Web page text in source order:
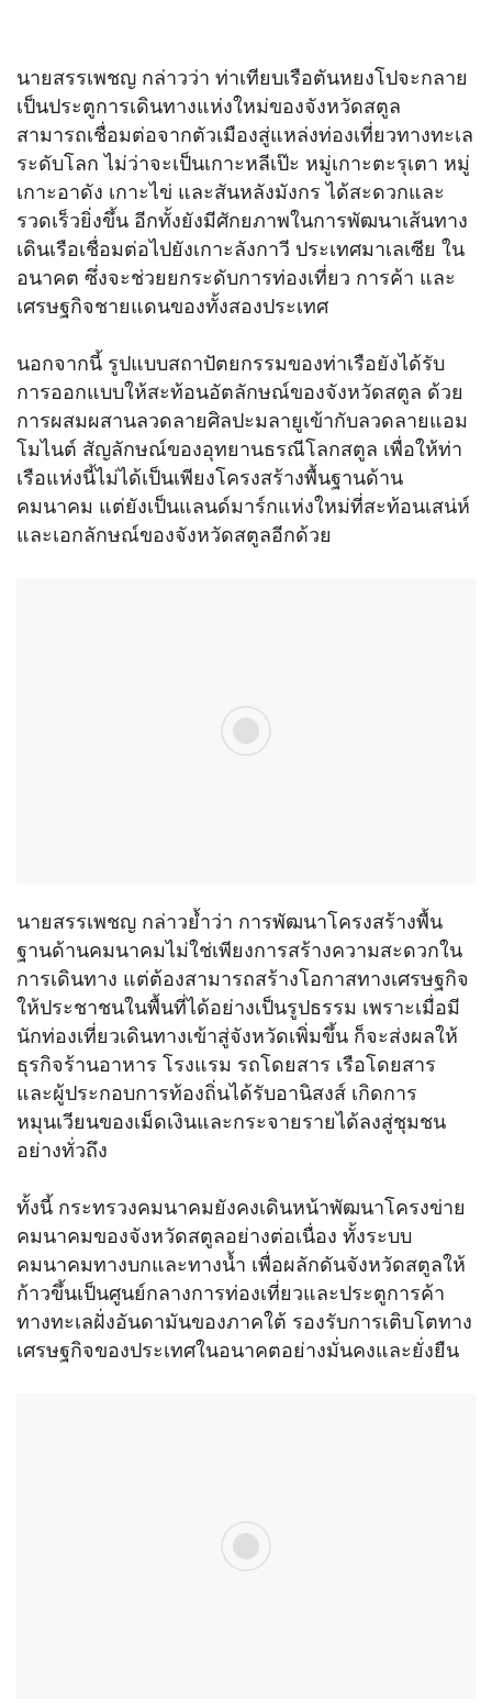
นายสรรเพชญ กล่าวว่า ท่าเทียบเรือตันหยงโปจะกลาย
เป็นประตูการเดินทางแห่งใหม่ของจังหวัดสตูล
สามารถเชื่อมต่อจากตัวเมืองสู่แหล่งท่องเที่ยวทางทะเล
ระดับโลก ไม่ว่าจะเป็นเกาะหลีเป๊ะ หมู่เกาะตะรุเตา หมู่
เกาะอาดัง เกาะไข่ และสันหลังมังกร ได้สะดวกและ
รวดเร็วยิ่งขึ้น อีกทั้งยังมีศักยภาพในการพัฒนาเส้นทาง
เดินเรือเชื่อมต่อไปยังเกาะลังกาวี ประเทศมาเลเซีย ใน
อนาคต ซึ่งจะช่วยยกระดับการท่องเที่ยว การค้า และ
เศรษฐกิจชายแดนของทั้งสองประเทศ
นอกจากนี้ รูปแบบสถาปัตยกรรมของท่าเรือยังได้รับ
การออกแบบให้สะท้อนอัตลักษณ์ของจังหวัดสตูล ด้วย
การผสมผสานลวดลายศิลปะมลายูเข้ากับลวดลายแอม
โมไนต์ สัญลักษณ์ของอุทยานธรณีโลกสตูล เพื่อให้ท่า
เรือแห่งนี้ไม่ได้เป็นเพียงโครงสร้างพื้นฐานด้าน
คมนาคม แต่ยังเป็นแลนด์มาร์กแห่งใหม่ที่สะท้อนเสน่ห์
และเอกลักษณ์ของจังหวัดสตูลอีกด้วย
นายสรรเพชญ กล่าวย้ำว่า การพัฒนาโครงสร้างพื้น
ฐานด้านคมนาคมไม่ใช่เพียงการสร้างความสะดวกใน
การเดินทาง แต่ต้องสามารถสร้างโอกาสทางเศรษฐกิจ
ให้ประชาชนในพื้นที่ได้อย่างเป็นรูปธรรม เพราะเมื่อมี
นักท่องเที่ยวเดินทางเข้าสู่จังหวัดเพิ่มขึ้น ก็จะส่งผลให้
ธุรกิจร้านอาหาร โรงแรม รถโดยสาร เรือโดยสาร
และผู้ประกอบการท้องถิ่นได้รับอานิสงส์ เกิดการ
หมุนเวียนของเม็ดเงินและกระจายรายได้ลงสู่ชุมชน
อย่างทั่วถึง
ทั้งนี้ กระทรวงคมนาคมยังคงเดินหน้าพัฒนาโครงข่าย
คมนาคมของจังหวัดสตูลอย่างต่อเนื่อง ทั้งระบบ
คมนาคมทางบกและทางน้ำ เพื่อผลักดันจังหวัดสตูลให้
ก้าวขึ้นเป็นศูนย์กลางการท่องเที่ยวและประตูการค้า
ทางทะเลฝั่งอันดามันของภาคใต้ รองรับการเติบโตทาง
เศรษฐกิจของประเทศในอนาคตอย่างมั่นคงและยั่งยืน